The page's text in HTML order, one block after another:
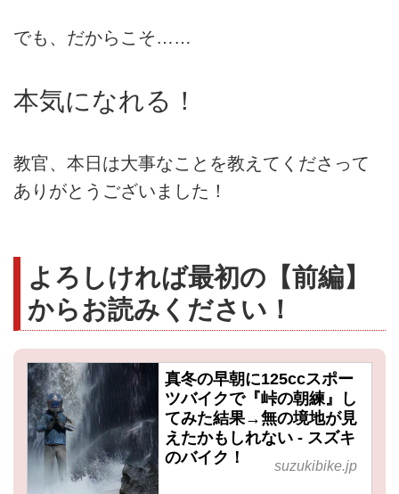
でも、だからこそ……
本気になれる！
教官、本日は大事なことを教えてくださって
ありがとうございました！
よろしければ最初の【前編】
からお読みください！
真冬の早朝に125ccスポー
ツバイクで『峠の朝練』し
てみた結果→無の境地が見
えたかもしれない - スズキ
のバイク！
suzukibike.jp